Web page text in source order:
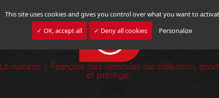
This site uses cookies and gives you control over what you want to
✓ OK, accept all
✓ Deny all cookies Personalize
Le numéro 1 Français des véhicules de collection, sport
et prestige...